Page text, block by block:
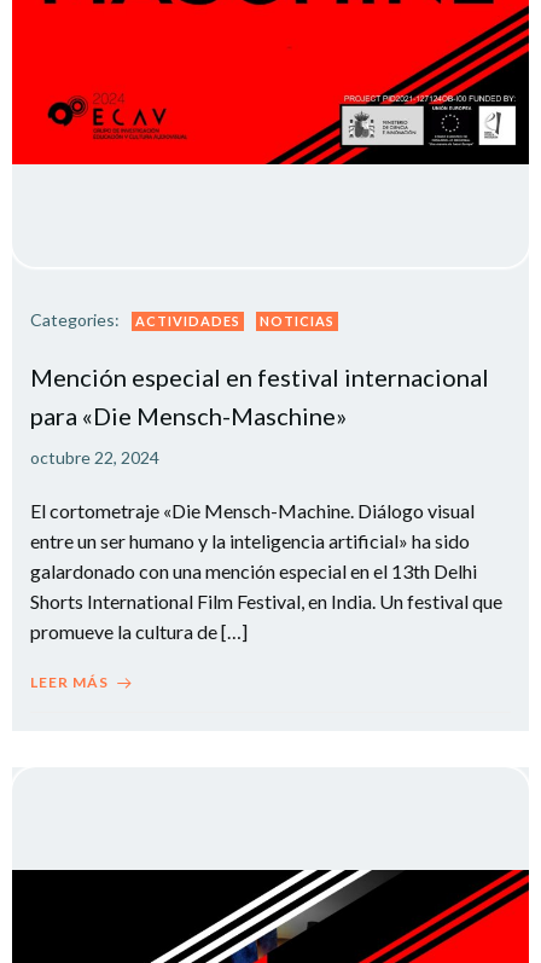
Categories: ACTIVIDADES NOTICIAS
Mención especial en festival internacional
para «Die Mensch-Maschine»
octubre 22, 2024
El cortometraje «Die Mensch-Machine. Diálogo visual
entre un ser humano y la inteligencia artificial» ha sido
galardonado con una mención especial en el 13th Delhi
Shorts International Film Festival, en India. Un festival que
promueve la cultura de […]
LEER MÁS